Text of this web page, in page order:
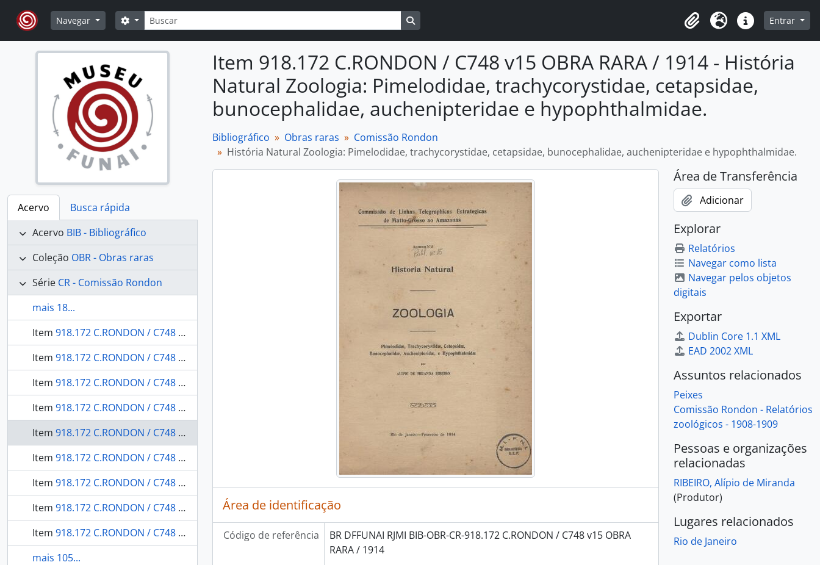
Skip to main content
Navegar
Buscar
Opções de busca
Área de Transferência
Idioma Atalhos Entrar
Acervo
Busca rápida
Acervo BIB - Bibliográfico
Coleção OBR - Obras raras
Série CR - Comissão Rondon
mais 18...
Item 918.172 C.RONDON / C748 v111 OBRA RARA / 1959 - Do rio Negro ao Orenoco: a terra - o homem.
Item 918.172 C.RONDON / C748 v12 OBRA RARA / 1910 - História Natural Botânica / Atlas
Item 918.172 C.RONDON / C748 v13 OBRA RARA / 1913 - História natural Zoologia: Crustáceos.
Item 918.172 C.RONDON / C748 v14 OBRA RARA / 1912 - História Natural Zoologia: Tabanideos.
Item 918.172 C.RONDON / C748 v15 OBRA RARA / 1914 - História Natural Zoologia: Pimelodidae, trachycorystidae, cetapsidae, bunocephalidae, auchenipteridae e hypophthalmidae.
Item 918.172 C.RONDON / C748 v16 OBRA RARA / 1912 - História Natural Zoologia: Loricariidae, callichthyidae, doradidae e trichomycteridae.
Item 918.172 C.RONDON / C748 v17 OBRA RARA / 1914 - História Natural Zoologia Mamíferos: cebidae, hapalidae, vespertilionidae, emballonuridae, phyllostomatidae, felidae, mustelidae, canidae, procynidae tapyridae, suidae cerviddae sciunidae, muridae, octadontidae, coenduidae, dasyprocetidae, carvidae e leporidae, platanistidae, bradynodidae, myrmecophagidae, dasypodidae didelphyidae.
Item 918.172 C.RONDON / C748 v18 OBRA RARA / 19-- - História Natural Mineralogia e Geologia: o desastre do Sepotuba.
Item 918.172 C.RONDON / C748 v19 OBRA RARA / 19-- - Serviço Sanitário: expedição de 1909.
mais 105...
Item 918.172 C.RONDON / C748 v15 OBRA RARA / 1914 - História
Natural Zoologia: Pimelodidae, trachycorystidae, cetapsidae,
bunocephalidae, auchenipteridae e hypophthalmidae.
Bibliográfico Obras raras
Comissão Rondon
História Natural Zoologia: Pimelodidae, trachycorystidae, cetapsidae, bunocephalidae, auchenipteridae e hypophthalmidae.
Área de identificação
Código de referência
BR DFFUNAI RJMI BIB-OBR-CR-918.172 C.RONDON / C748 v15 OBRA
RARA / 1914
Área de Transferência
Adicionar
Explorar
Relatórios
Navegar como lista
Navegar pelos objetos
digitais
Exportar
Dublin Core 1.1 XML
EAD 2002 XML
Assuntos relacionados
Peixes
Comissão Rondon - Relatórios
zoológicos - 1908-1909
Pessoas e organizações
relacionadas
RIBEIRO, Alípio de Miranda
(Produtor)
Lugares relacionados
Rio de Janeiro